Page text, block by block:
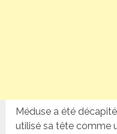
Méduse a été
utilisé sa tête comme